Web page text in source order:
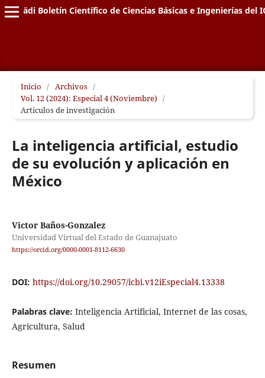
Pädi Boletín Científico de Ciencias Básicas e Ingenierías del
Inicio / Archivos /
Vol. 12 (2024): Especial 4 (Noviembre) /
Artículos de investigación
La inteligencia artificial, estudio
de su evolución y aplicación en
México
Victor Baños-Gonzalez
Universidad Virtual del Estado de Guanajuato
https://orcid.org/0000-0001-8112-6630
DOI: https://doi.org/10.29057/icbi.v12iEspecial4.13338
Palabras clave: Inteligencia Artificial, Internet de las cosas,
Agricultura, Salud
Resumen